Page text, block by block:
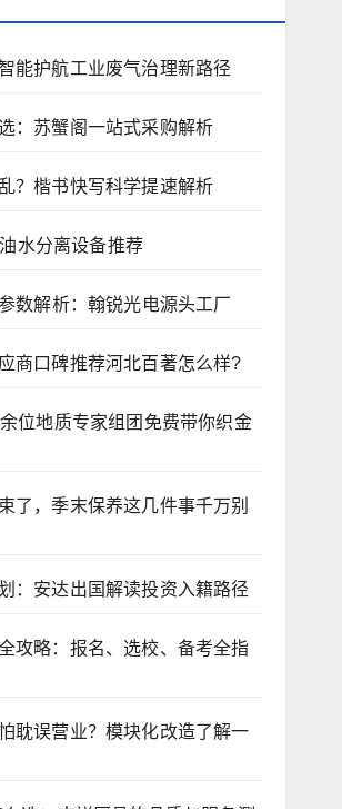
能护航工业废气治理新路径
：苏蟹阁一站式采购解析
？楷书快写科学提速解析
水分离设备推荐
数解析：翰锐光电源头工厂
商口碑推荐河北百著怎么样?
位地质专家组团免费带你织金
了，季末保养这几件事千万别
：安达出国解读投资入籍路径
攻略：报名、选校、备考全指
耽误营业？模块化改造了解一